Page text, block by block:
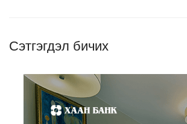
Сэтгэгдэл бичих